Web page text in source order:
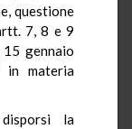
questione
7, 8 e 9
gennaio
in materia
la